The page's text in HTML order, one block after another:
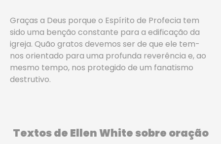
Graças a Deus porque o Espírito de Profecia tem
sido uma benção constante para a edificação da
igreja. Quão gratos devemos ser de que ele tem-
nos orientado para uma profunda reverência e, ao
mesmo tempo, nos protegido de um fanatismo
destrutivo.
Textos de Ellen White sobre oração